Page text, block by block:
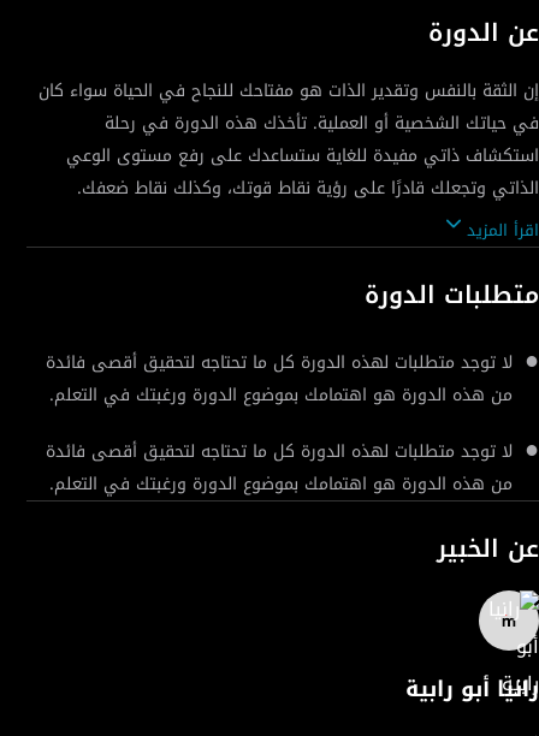
عن الدورة
إن الثقة بالنفس وتقدير الذات هو مفتاحك للنجاح في الحياة سواء كان
في حياتك الشخصية أو العملية. تأخذك هذه الدورة في رحلة
استكشاف ذاتي مفيدة للغاية ستساعدك على رفع مستوى الوعي
الذاتي وتجعلك قادرًا على رؤية نقاط قوتك، وكذلك نقاط ضعفك.
ستتمكن أيضًا من تحسين نقاط ضعفك ومعرفة الأسباب وراءها.
ستتعرف على مؤشرات تدني احترام الذات والثقة بالنفس والطريقة
السرية لتغيير طريقة تفكيرك. كما ستتعرف على أهم عوامل التي تعمل
على تحفيزك على النجاح بالإضافة إلى عوامل هدم الثقة بالنفس
وكيفية تجنبها.
اقرأ المزيد
متطلبات الدورة
لا توجد متطلبات لهذه الدورة كل ما تحتاجه لتحقيق أقصى فائدة
من هذه الدورة هو اهتمامك بموضوع الدورة ورغبتك في التعلم.
لا توجد متطلبات لهذه الدورة كل ما تحتاجه لتحقيق أقصى فائدة
من هذه الدورة هو اهتمامك بموضوع الدورة ورغبتك في التعلم.
عن الخبير
رانيا أبو رابية